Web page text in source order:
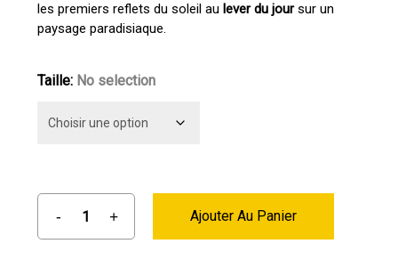
les premiers reflets du soleil au lever du joursur un
paysage paradisiaque.
Taille: No selection
Ajouter Au Panier